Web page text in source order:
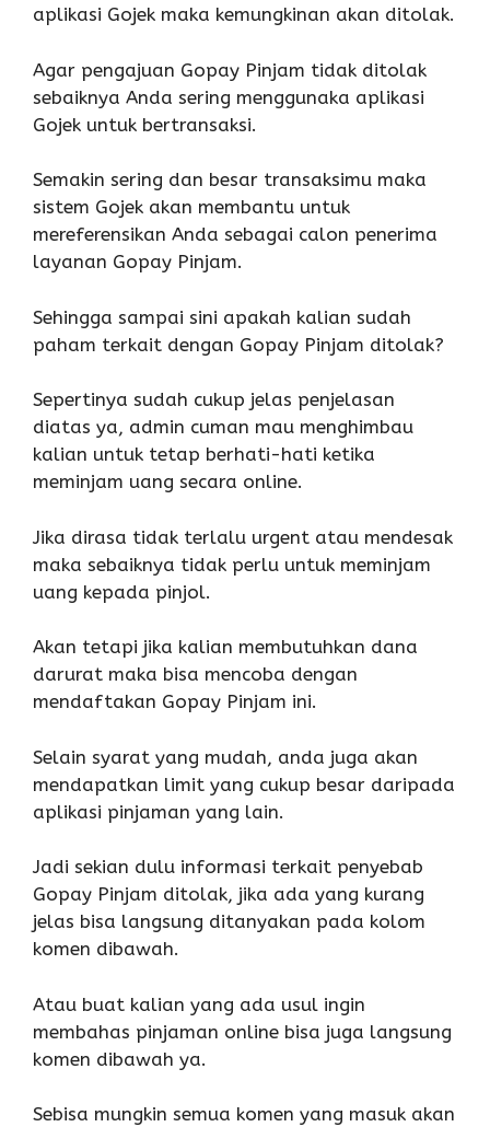
aplikasi Gojek maka kemungkinan akan ditolak.
Agar pengajuan Gopay Pinjam tidak ditolak
sebaiknya Anda sering menggunaka aplikasi
Gojek untuk bertransaksi.
Semakin sering dan besar transaksimu maka
sistem Gojek akan membantu untuk
mereferensikan Anda sebagai calon penerima
layanan Gopay Pinjam.
Sehingga sampai sini apakah kalian sudah
paham terkait dengan Gopay Pinjam ditolak?
Sepertinya sudah cukup jelas penjelasan
diatas ya, admin cuman mau menghimbau
kalian untuk tetap berhati-hati ketika
meminjam uang secara online.
Jika dirasa tidak terlalu urgent atau mendesak
maka sebaiknya tidak perlu untuk meminjam
uang kepada pinjol.
Akan tetapi jika kalian membutuhkan dana
darurat maka bisa mencoba dengan
mendaftakan Gopay Pinjam ini.
Selain syarat yang mudah, anda juga akan
mendapatkan limit yang cukup besar daripada
aplikasi pinjaman yang lain.
Jadi sekian dulu informasi terkait penyebab
Gopay Pinjam ditolak, jika ada yang kurang
jelas bisa langsung ditanyakan pada kolom
komen dibawah.
Atau buat kalian yang ada usul ingin
membahas pinjaman online bisa juga langsung
komen dibawah ya.
Sebisa mungkin semua komen yang masuk akan